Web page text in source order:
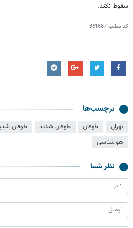
سقوط نکند.
کد مطلب861687
برچسب‌ها
تهران طوفان طوفان شدید طوفان
هواشناسی
نظر شما